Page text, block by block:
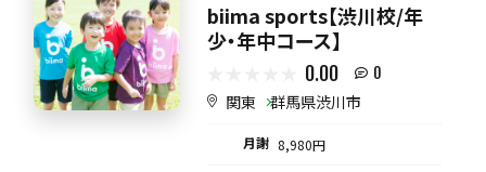
biima sports【渋川校/年
少・年中コース】
0.00 0
関東 群馬県渋川市
月謝 8,980円